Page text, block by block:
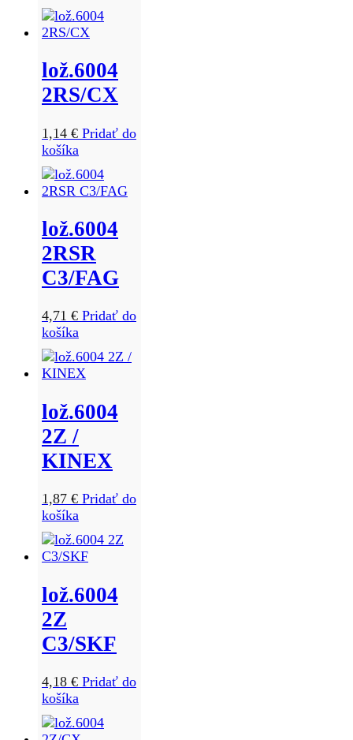
lož.6004
2RS/CX
1,14 € Pridať do
košíka
lož.6004
2RSR
C3/FAG
4,71 € Pridať do
košíka
lož.6004
2Z /
KINEX
1,87 € Pridať do
košíka
lož.6004
2Z
C3/SKF
4,18 € Pridať do
košíka